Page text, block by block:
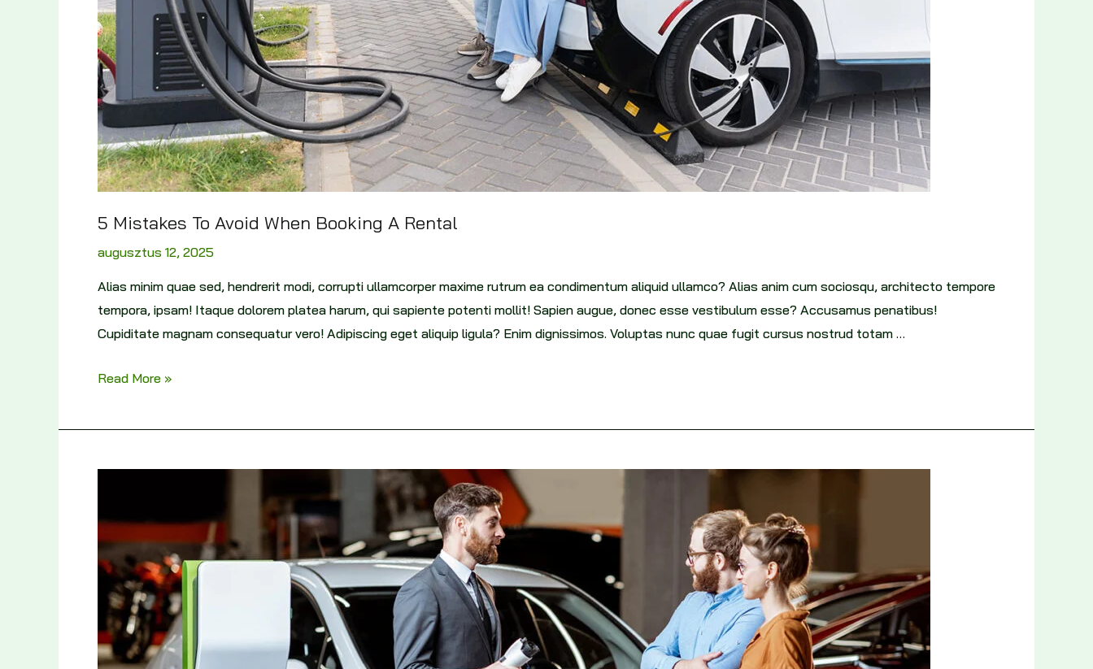
5 Mistakes To Avoid When Booking A Rental
augusztus 12, 2025
Alias minim quae sed, hendrerit modi, corrupti ullamcorper maxime rutrum ea condimentum aliquid ullamco? Alias anim cum sociosqu, architecto tempore
tempora, ipsam! Itaque dolorem platea harum, qui sapiente potenti mollit! Sapien augue, donec esse vestibulum esse? Accusamus penatibus!
Cupiditate magnam consequatur vero! Adipiscing eget aliquip ligula? Enim dignissimos. Voluptas nunc quae fugit cursus nostrud totam …
Read More »